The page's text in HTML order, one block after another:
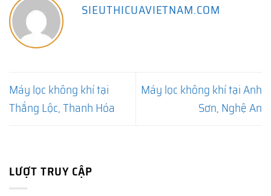
SIEUTHICUAVIETNAM.COM
Máy lọc không khí tại
Thắng Lộc, Thanh Hóa
Máy lọc không khí tại Anh
Sơn, Nghệ An
LƯỢT TRUY CẬP